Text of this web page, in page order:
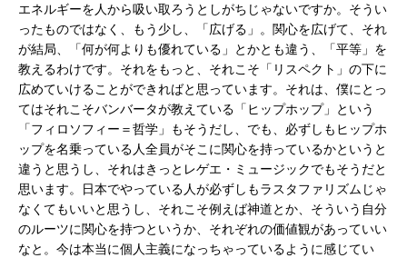
エネルギーを人から吸い取ろうとしがちじゃないですか。そうい
ったものではなく、もう少し、「広げる」。関心を広げて、それ
が結局、「何が何よりも優れている」とかとも違う、「平等」を
教えるわけです。それをもっと、それこそ「リスペクト」の下に
広めていけることができればと思っています。それは、僕にとっ
てはそれこそバンバータが教えている「ヒップホップ」という
「フィロソフィー＝哲学」もそうだし、でも、必ずしもヒップホ
ップを名乗っている人全員がそこに関心を持っているかというと
違うと思うし、それはきっとレゲエ・ミュージックでもそうだと
思います。日本でやっている人が必ずしもラスタファリズムじゃ
なくてもいいと思うし、それこそ例えば神道とか、そういう自分
のルーツに関心を持つというか、それぞれの価値観があっていい
なと。今は本当に個人主義になっちゃっているように感じてい